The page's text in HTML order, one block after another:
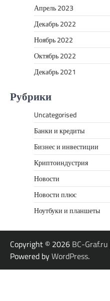
Апрель 2023
Декабрь 2022
Ноябрь 2022
Октябрь 2022
Декабрь 2021
Рубрики
Uncategorised
Банки и кредиты
Бизнес и инвестиции
Криптоиндустрия
Новости
Новости плюс
Ноутбуки и планшеты
Copyright © 2026 BC-Graf.ru
Powered byWordPress.